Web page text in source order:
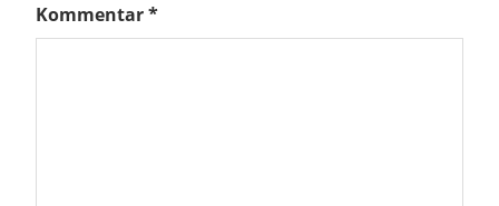
Kommentar*